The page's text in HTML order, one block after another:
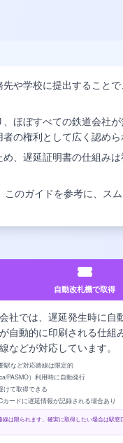
や学校に提出すること
ほぼすべての鉄道会社
の権利として広く認めら
、遅延証明書の仕組み
のガイドを参考に、ス
自動改札機で取得
社では、遅延発生時に自
自動的に印刷される仕組
などが対応しています。
駅など対応路線は限定的
PASMO）利用時に自動発行
けて取得できる
カードに遅延情報が記録される場合あり
線は限られます。確実に取得したい場合は駅窓